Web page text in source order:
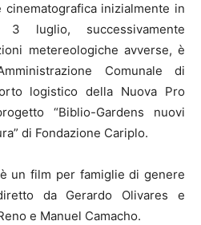
cinematografica inizialmente in
3 luglio, successivamente
metereologiche avverse, è
Comunale di
logistico della Nuova Pro
“Biblio-Gardens nuovi
di Fondazione Cariplo.
un film per famiglie di genere
da Gerardo Olivares e
e Manuel Camacho.